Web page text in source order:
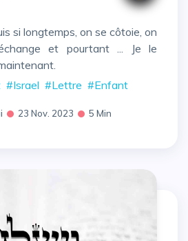
et pourtant ... Je le
#Israel #Lettre #Enfant
23 Nov. 2023 5 Min